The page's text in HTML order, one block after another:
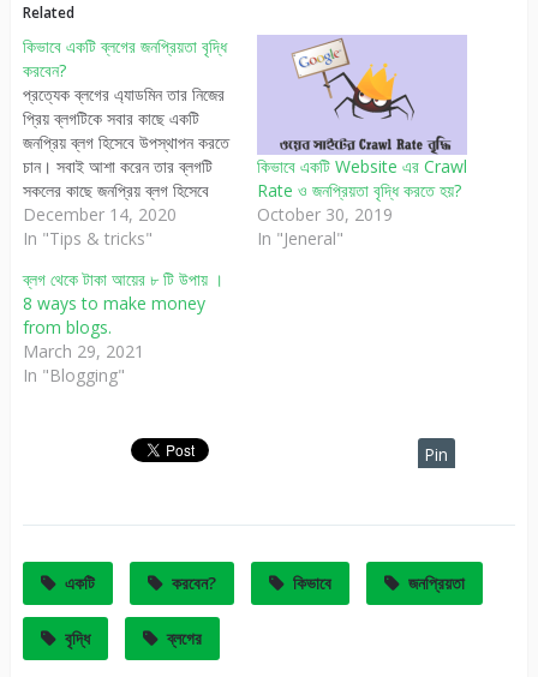
Related
কিভাবে একটি ব্লগের জনপ্রিয়তা বৃদ্ধি
করবেন?
প্রত্যেক ব্লগের এ্যাডমিন তার নিজের
প্রিয় ব্লগটিকে সবার কাছে একটি
জনপ্রিয় ব্লগ হিসেবে উপস্থাপন করতে
চান। সবাই আশা করেন তার ব্লগটি
সকলের কাছে জনপ্রিয় ব্লগ হিসেবে
স্বীকৃতি পাবে। তবে একজন ওয়েব
ডেভেলপারের/ব্লগারের পক্ষে এই কাজটি
ব্লগার সার্চ ইঞ্জিন অপটিমাইজেশন এবং
আরো অন্যান্য কৌশল অবলম্বনের
মাধ্যমে যদিও…
December 14, 2020
In "Tips & tricks"
কিভাবে একটি Website এর Crawl
Rate ও জনপ্রিয়তা বৃদ্ধি করতে হয়?
October 30, 2019
In "Jeneral"
ব্লগ থেকে টাকা আয়ের ৮ টি উপায় ।
8 ways to make money
from blogs.
March 29, 2021
In "Blogging"
Pin
একটি করবেন? কিভাবে জনপ্রিয়তা
বৃদ্ধি ব্লগের